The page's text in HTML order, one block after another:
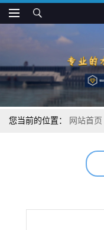
您当前的位置： 网站首页